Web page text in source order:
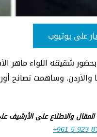
على يوتيوب
شقيقه اللواء ماهر
والأردن. وساهمت نصائح
المقال والاطلاع على الأرشيف
+961 5 923